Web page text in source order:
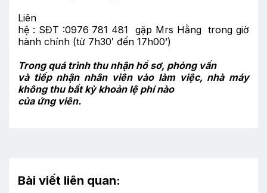
Liên
hệ : SĐT :0976 781 481 gặp Mrs Hằng trong giờ
hành chính (từ 7h30′ đến 17h00’)
Trong quá trình thu nhận hồ sơ, phỏng vấn
và tiếp nhận nhân viên vào làm việc, nhà máy
không thu bất kỳ khoản lệ phí nào
của ứng viên.
Bài viết liên quan: